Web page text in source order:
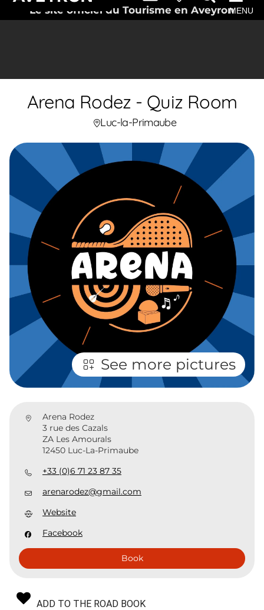
Le site officiel du Tourisme en AveyronMENU
Arena Rodez - Quiz Room
Luc-la-Primaube
See more pictures
Arena Rodez
3 rue des Cazals
ZA Les Amourals
12450 Luc-La-Primaube
+33 (0)6 71 23 87 35
arenarodez@gmail.com
Website
Facebook
Book
ADD TO THE ROAD BOOK